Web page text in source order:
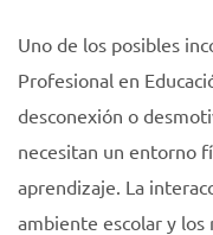
Uno de los posibles
Profesional en
desconexión o
necesitan un entorno
aprendizaje. La
ambiente escolar y los